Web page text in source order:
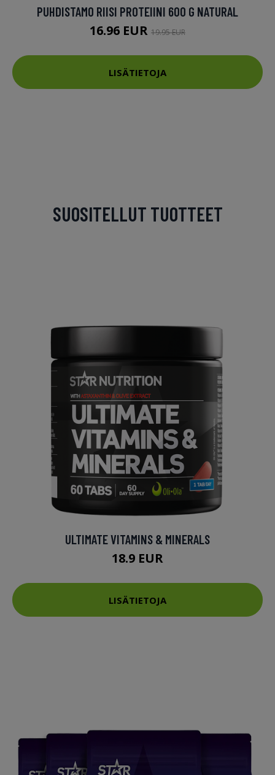
PUHDISTAMO RIISI PROTEIINI 600 G NATURAL
16.96 EUR 19.95 EUR
LISÄTIETOJA
SUOSITELLUT TUOTTEET
ULTIMATE VITAMINS & MINERALS
18.9 EUR
LISÄTIETOJA